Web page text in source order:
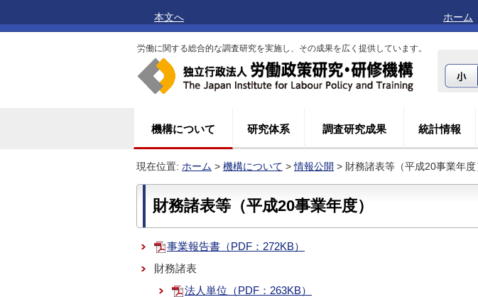
本文へ ホーム
労働に関する総合的な調査研究を実施し、その成果を広く提供しています。
機構について 研究体系 調査研究成果 統計情報
現在位置: ホーム > 機構について >情報公開 > 財務諸表等（平成20事業年度
財務諸表等（平成20事業年度）
事業報告書（PDF：272KB）
財務諸表
法人単位（PDF：263KB）